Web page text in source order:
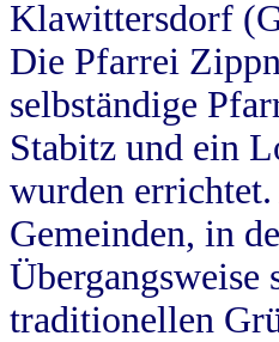
Klawittersdorf
Die Pfarrei
selbständige
Stabitz und ein
wurden
Gemeinden, in
Übergangsweise
traditionellen